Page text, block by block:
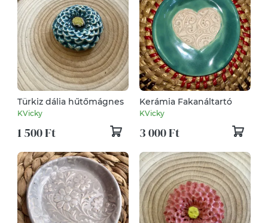
Türkiz dália hűtőmágnes
KVicky
1 500 Ft
Kerámia Fakanáltartó
KVicky
3 000 Ft